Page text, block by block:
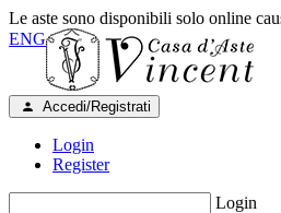
Le aste sono disponibili solo online
ENG
Accedi/Registrati
Login
Register
Login